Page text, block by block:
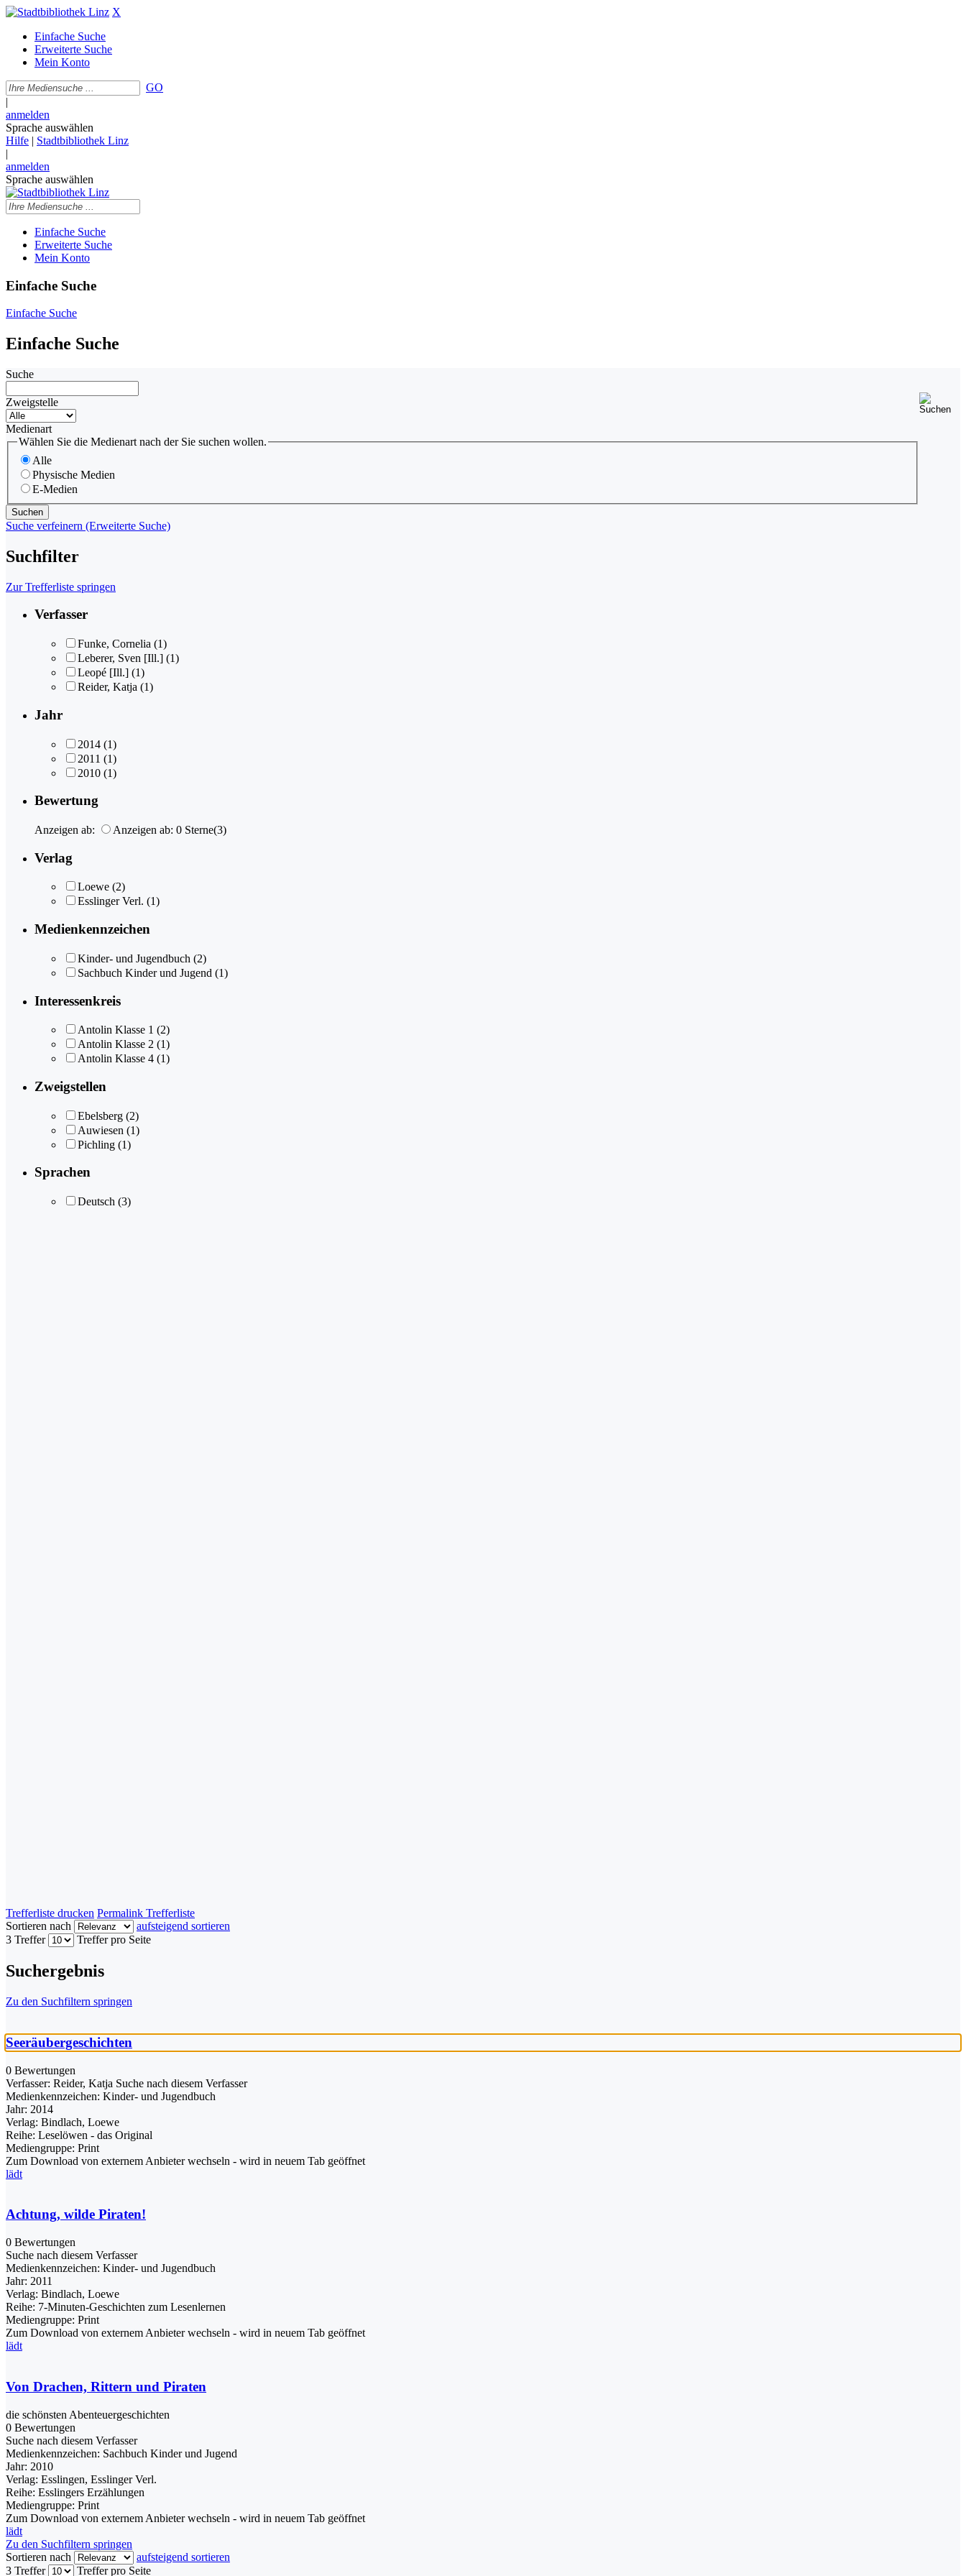
X
Einfache Suche
Erweiterte Suche
Mein Konto
GO
|
anmelden
Sprache auswählen
Hilfe | Stadtbibliothek Linz
|
anmelden
Sprache auswählen
Einfache Suche
Erweiterte Suche
Mein Konto
Einfache Suche
Einfache Suche
Einfache Suche
Suche
Zweigstelle
Medienart
Wählen Sie die Medienart nach der Sie suchen wollen.
Alle
Physische Medien
E-Medien
Suche verfeinern (Erweiterte Suche)
Suchfilter
Zur Trefferliste springen
Verfasser
Funke, Cornelia (1)
Leberer, Sven [Ill.] (1)
Leopé [Ill.] (1)
Reider, Katja (1)
Jahr
2014 (1)
2011 (1)
2010 (1)
Bewertung
Anzeigen ab: Anzeigen ab: 0 Sterne(3)
Verlag
Loewe (2)
Esslinger Verl. (1)
Medienkennzeichen
Kinder- und Jugendbuch (2)
Sachbuch Kinder und Jugend (1)
Interessenkreis
Antolin Klasse 1 (2)
Antolin Klasse 2 (1)
Antolin Klasse 4 (1)
Zweigstellen
Ebelsberg (2)
Auwiesen (1)
Pichling (1)
Sprachen
Deutsch (3)
Trefferliste drucken Permalink Trefferliste
Sortieren nach
aufsteigend sortieren
3 Treffer
Treffer pro Seite
Suchergebnis
Zu den Suchfiltern springen
Seeräubergeschichten
0 Bewertungen
Verfasser: Reider, Katja Suche nach diesem Verfasser
Medienkennzeichen: Kinder- und Jugendbuch
Jahr: 2014
Verlag: Bindlach, Loewe
Reihe: Leselöwen - das Original
Mediengruppe: Print
Zum Download von externem Anbieter wechseln - wird in neuem Tab geöffnet
lädt
Achtung, wilde Piraten!
0 Bewertungen
Suche nach diesem Verfasser
Medienkennzeichen: Kinder- und Jugendbuch
Jahr: 2011
Verlag: Bindlach, Loewe
Reihe: 7-Minuten-Geschichten zum Lesenlernen
Mediengruppe: Print
Zum Download von externem Anbieter wechseln - wird in neuem Tab geöffnet
lädt
Von Drachen, Rittern und Piraten
die schönsten Abenteuergeschichten
0 Bewertungen
Suche nach diesem Verfasser
Medienkennzeichen: Sachbuch Kinder und Jugend
Jahr: 2010
Verlag: Esslingen, Esslinger Verl.
Reihe: Esslingers Erzählungen
Mediengruppe: Print
Zum Download von externem Anbieter wechseln - wird in neuem Tab geöffnet
lädt
Zu den Suchfiltern springen
Sortieren nach
aufsteigend sortieren
3 Treffer
Treffer pro Seite